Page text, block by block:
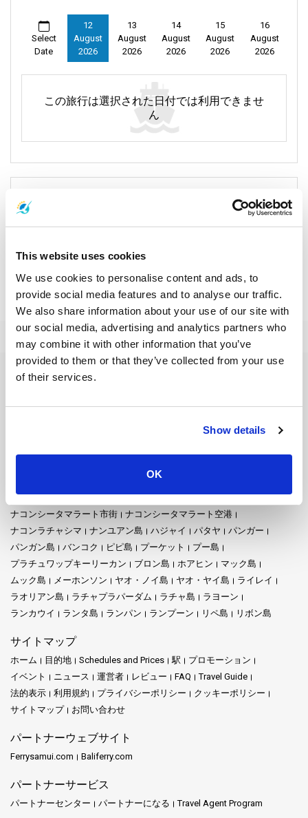
This website uses cookies
We use cookies to personalise content and ads, to
provide social media features and to analyse our traffic.
We also share information about your use of our site with
our social media, advertising and analytics partners who
may combine it with other information that you’ve
provided to them or that they’ve collected from your use
of their services.
Show details
OK
Select
Date
12
August
2026
13
August
2026
14
August
2026
15
August
2026
16
August
2026
この旅行は選択された日付では利用できませ
ん
Ao Makham
フェリーの目的地
シェムリアップ
チュンポン
トラット
トラン ドンサク ナカ島
ナコンシータマラート
ナコンシータマラート市街
ナコンシータマラート空港
ナコンラチャシマ
ナンユアン島 ハジャイ パタヤ
パンガー
パンガン島
バンコク ピピ島 プーケット
プー島
プラチュワップキーリーカン
ブロン島 ホアヒン
マック島
ムック島
メーホンソン ヤオ・ノイ島 ヤオ・ヤイ島
ライレイ
ラオリアン島
ラチャプラパーダム ラチャ島
ラヨーン
ランカウイ
ランタ島 ランパン ランプーン リペ島 リボン島
サイトマップ
ホーム 目的地 Schedules and Prices 駅
プロモーション
イベント
ニュース 運営者 レビュー FAQ
Travel Guide
法的表示
利用規約 プライバシーポリシー
クッキーポリシー
サイトマップ
お問い合わせ
パートナーウェブサイト
Ferrysamui.com Baliferry.com
パートナーサービス
パートナーセンター パートナーになる Travel Agent Program